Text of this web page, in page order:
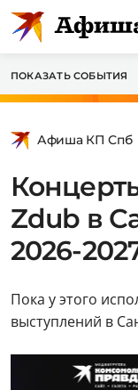
ПОКАЗАТЬ СОБЫТИЯ
Афиша КП Спб
Zdub в
2026-
Пока у этого
выступлений в